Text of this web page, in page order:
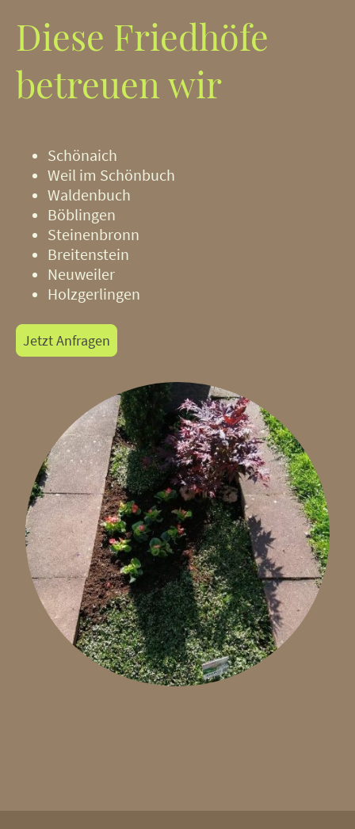
Diese Friedhöfe
betreuen wir
Schönaich
Weil im Schönbuch
Waldenbuch
Böblingen
Steinenbronn
Breitenstein
Neuweiler
Holzgerlingen
Jetzt Anfragen